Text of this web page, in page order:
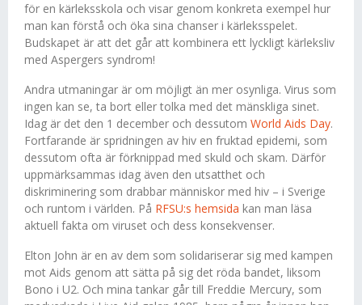
för en kärleksskola och visar genom konkreta exempel hur
man kan förstå och öka sina chanser i kärleksspelet.
Budskapet är att det går att kombinera ett lyckligt kärleksliv
med Aspergers syndrom!
Andra utmaningar är om möjligt än mer osynliga. Virus som
ingen kan se, ta bort eller tolka med det mänskliga sinet.
Idag är det den 1 december och dessutom World Aids Day.
Fortfarande är spridningen av hiv en fruktad epidemi, som
dessutom ofta är förknippad med skuld och skam. Därför
uppmärksammas idag även den utsatthet och
diskriminering som drabbar människor med hiv – i Sverige
och runtom i världen. På RFSU:s hemsida kan man läsa
aktuell fakta om viruset och dess konsekvenser.
Elton John är en av dem som solidariserar sig med kampen
mot Aids genom att sätta på sig det röda bandet, liksom
Bono i U2. Och mina tankar går till Freddie Mercury, som